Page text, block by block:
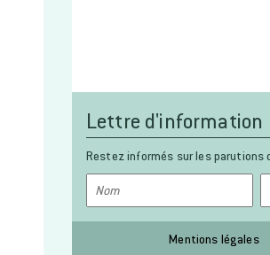
Lettre d'information
Restez informés sur les parutions
Mentions légales